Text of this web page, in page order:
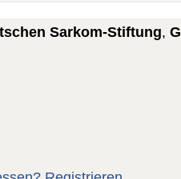
Sarkom-Stiftung,